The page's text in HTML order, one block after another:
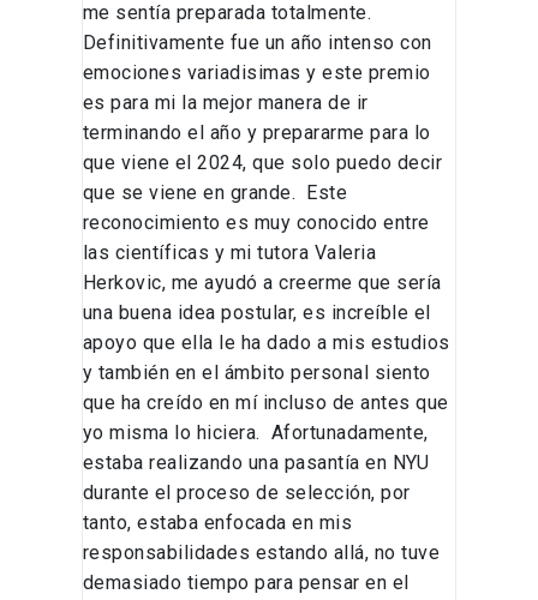
me sentía preparada totalmente.
Definitivamente fue un año intenso con
emociones variadisimas y este premio
es para mi la mejor manera de ir
terminando el año y prepararme para lo
que viene el 2024, que solo puedo decir
que se viene en grande. Este
reconocimiento es muy conocido entre
las científicas y mi tutora Valeria
Herkovic, me ayudó a creerme que sería
una buena idea postular, es increíble el
apoyo que ella le ha dado a mis estudios
y también en el ámbito personal siento
que ha creído en mí incluso de antes que
yo misma lo hiciera. Afortunadamente,
estaba realizando una pasantía en NYU
durante el proceso de selección, por
tanto, estaba enfocada en mis
responsabilidades estando allá, no tuve
demasiado tiempo para pensar en el